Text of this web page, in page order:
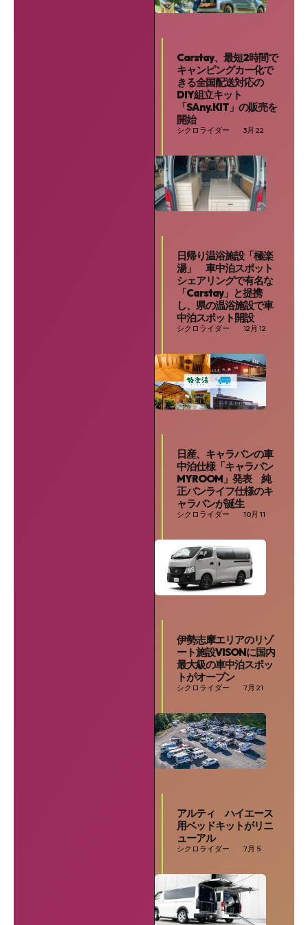
Carstay、最短2時間で
キャンピングカー化で
きる全国配送対応の
DIY組立キット
「SAny.KIT」の販売を
開始
シクロライダー 3月 22
日帰り温浴施設「極楽
湯」 車中泊スポット
シェアリングで有名な
「Carstay」と提携
し、県の温浴施設で車
中泊スポット開設
シクロライダー 12月 12
日産、キャラバンの車
中泊仕様「キャラバン
MYROOM」発表 純
正バンライフ仕様のキ
ャラバンが誕生
シクロライダー 10月 11
伊勢志摩エリアのリゾ
ート施設VISONに国内
最大級の車中泊スポッ
トがオープン
シクロライダー 7月 21
アルティ ハイエース
用ベッドキットがリニ
ューアル
シクロライダー 7月 5